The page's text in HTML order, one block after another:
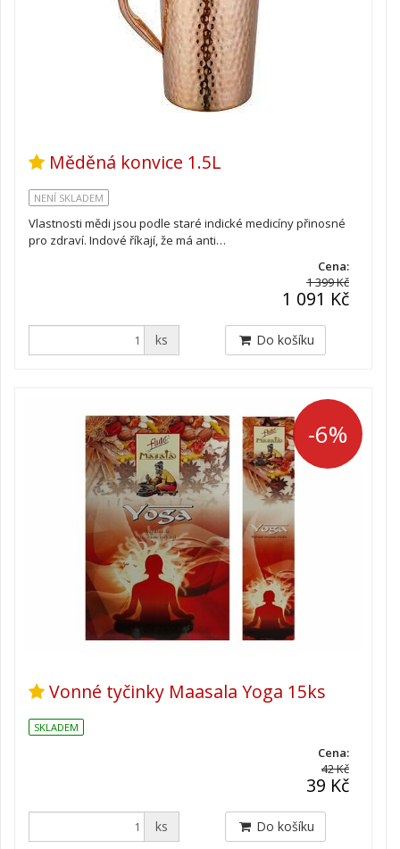
Měděná konvice 1.5L
NENÍ SKLADEM
Vlastnosti mědi jsou podle staré indické medicíny přinosné
pro zdraví. Indové říkají, že má anti…
Cena:
1 399 Kč
1 091 Kč
ks Do košíku
-6%
Vonné tyčinky Maasala Yoga 15ks
SKLADEM
Cena:
42 Kč
39 Kč
ks Do košíku